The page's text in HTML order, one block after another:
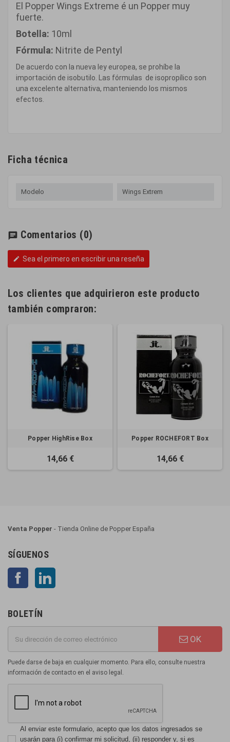
El Popper Wings Extreme é un Popper muy
fuerte.
Botella: 10ml
Fórmula: Nitrite de Pentyl
De acuerdo con la nueva ley europea, se prohíbe la
importación de isobutilo. Las fórmulas de isopropílico son
una excelente alternativa, manteniendo los mismos
efectos.
Ficha técnica
Modelo Wings Extrem
chat Comentarios (0)
edit Sea el primero en escribir una reseña
Los clientes que adquirieron este producto
también compraron:
Popper HighRise Box
14,66 €
Popper ROCHEFORT Box
14,66 €
Venta Popper - Tienda Online de Popper España
SÍGUENOS
Facebook
BOLETÍN
OK
Puede darse de baja en cualquier momento. Para ello, consulte nuestra
información de contacto en el aviso legal.
Al enviar este formulario, acepto que los datos ingresados se
usarán para (i) confirmar mi solicitud, (ii) responder y, si es